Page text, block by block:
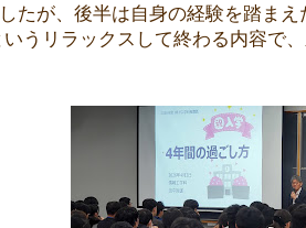
たが、後半は自身の経験を踏ま
うリラックスして終わる内容で